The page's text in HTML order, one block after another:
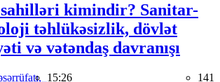
kimindir? Sanitar-
təhlükəsizlik, dövlət
və vətəndaş davranışı
15:26 141